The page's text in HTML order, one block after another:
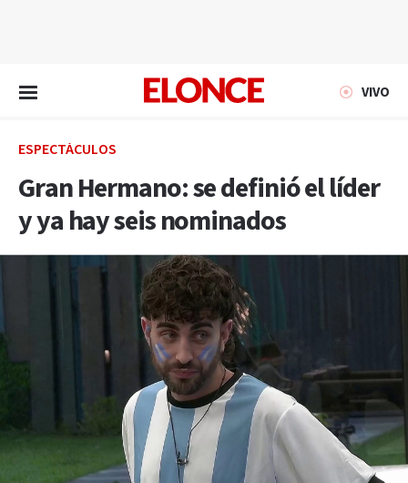
VIVO
ESPECTÁCULOS
Gran Hermano: se definió el líder
y ya hay seis nominados